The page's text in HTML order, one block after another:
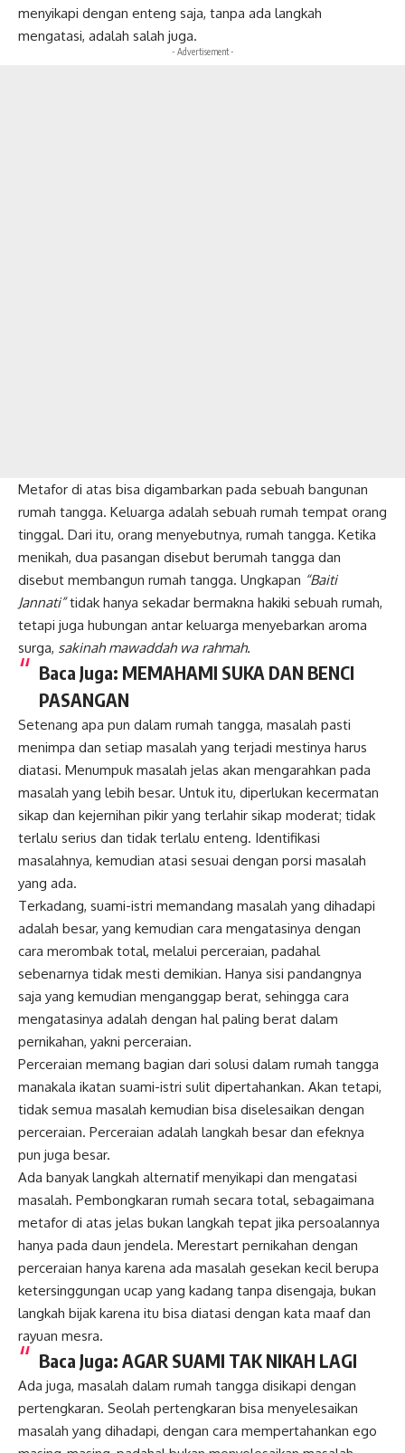
menyikapi dengan enteng saja, tanpa ada langkah
mengatasi, adalah salah juga.
- Advertisement -
Metafor di atas bisa digambarkan pada sebuah bangunan
rumah tangga. Keluarga adalah sebuah rumah tempat orang
tinggal. Dari itu, orang menyebutnya, rumah tangga. Ketika
menikah, dua pasangan disebut berumah tangga dan
disebut membangun rumah tangga. Ungkapan “Baiti
Jannati”tidak hanya sekadar bermakna hakiki sebuah rumah,
tetapi juga hubungan antar keluarga menyebarkan aroma
surga, sakinah mawaddah wa rahmah.
Baca Juga: MEMAHAMI SUKA DAN BENCI
PASANGAN
Setenang apa pun dalam rumah tangga, masalah pasti
menimpa dan setiap masalah yang terjadi mestinya harus
diatasi. Menumpuk masalah jelas akan mengarahkan pada
masalah yang lebih besar. Untuk itu, diperlukan kecermatan
sikap dan kejernihan pikir yang terlahir sikap moderat; tidak
terlalu serius dan tidak terlalu enteng. Identifikasi
masalahnya, kemudian atasi sesuai dengan porsi masalah
yang ada.
Terkadang, suami-istri memandang masalah yang dihadapi
adalah besar, yang kemudian cara mengatasinya dengan
cara merombak total, melalui perceraian, padahal
sebenarnya tidak mesti demikian. Hanya sisi pandangnya
saja yang kemudian menganggap berat, sehingga cara
mengatasinya adalah dengan hal paling berat dalam
pernikahan, yakni perceraian.
Perceraian memang bagian dari solusi dalam rumah tangga
manakala ikatan suami-istri sulit dipertahankan. Akan tetapi,
tidak semua masalah kemudian bisa diselesaikan dengan
perceraian. Perceraian adalah langkah besar dan efeknya
pun juga besar.
Ada banyak langkah alternatif menyikapi dan mengatasi
masalah. Pembongkaran rumah secara total, sebagaimana
metafor di atas jelas bukan langkah tepat jika persoalannya
hanya pada daun jendela. Merestart pernikahan dengan
perceraian hanya karena ada masalah gesekan kecil berupa
ketersinggungan ucap yang kadang tanpa disengaja, bukan
langkah bijak karena itu bisa diatasi dengan kata maaf dan
rayuan mesra.
Baca Juga: AGAR SUAMI TAK NIKAH LAGI
Ada juga, masalah dalam rumah tangga disikapi dengan
pertengkaran. Seolah pertengkaran bisa menyelesaikan
masalah yang dihadapi, dengan cara mempertahankan ego